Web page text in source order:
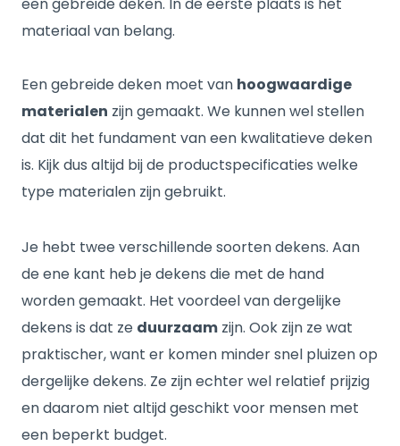
materiaal van belang.
Een gebreide deken moet van hoogwaardige
materialen zijn gemaakt. We kunnen wel stellen
dat dit het fundament van een kwalitatieve deken
is. Kijk dus altijd bij de productspecificaties welke
type materialen zijn gebruikt.
Je hebt twee verschillende soorten dekens. Aan
de ene kant heb je dekens die met de hand
worden gemaakt. Het voordeel van dergelijke
dekens is dat ze duurzaam zijn. Ook zijn ze wat
praktischer, want er komen minder snel pluizen op
dergelijke dekens. Ze zijn echter wel relatief prijzig
en daarom niet altijd geschikt voor mensen met
een beperkt budget.